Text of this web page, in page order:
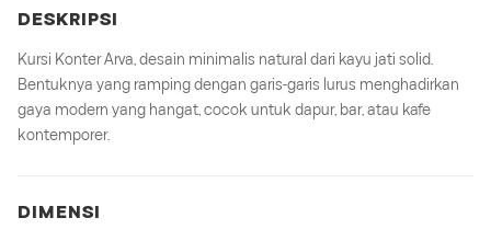
DESKRIPSI
Kursi Konter Arva, desain minimalis natural dari kayu jati solid.
Bentuknya yang ramping dengan garis-garis lurus menghadirkan
gaya modern yang hangat, cocok untuk dapur, bar, atau kafe
kontemporer.
DIMENSI